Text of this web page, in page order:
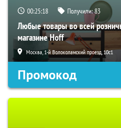
00:25:17 Получили:83
Любые товары во всей
магазине Hoff
Москва, 1-й Волоколамский проезд, 10с1
Промокод